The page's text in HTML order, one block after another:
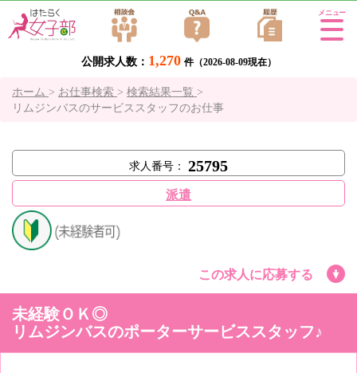
公開求人数： 1,270 件（2026-08-09現在）
Tog
ホーム > お仕事検索 > 検索結果一覧 >
リムジンバスのサービススタッフのお仕事
求人番号： 25795
派遣
この求人に応募する
未経験ＯＫ◎
リムジンバスのポーターサービススタッフ♪